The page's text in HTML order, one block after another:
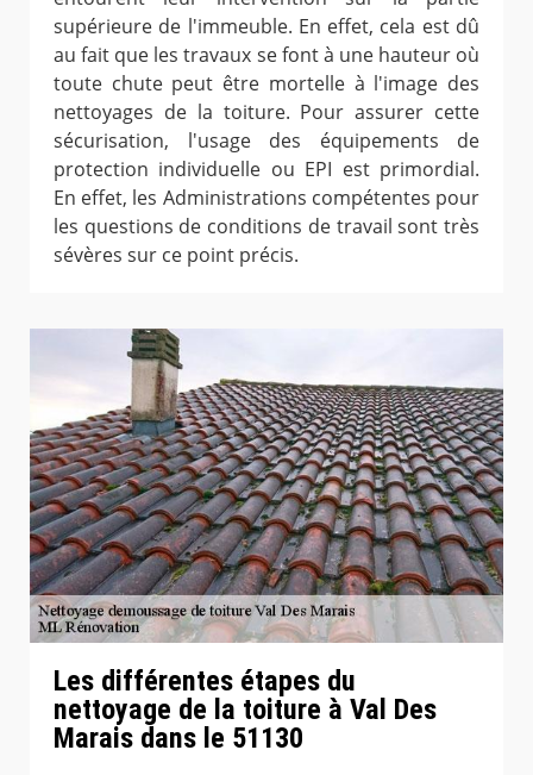
supérieure de l'immeuble. En effet, cela est dû
au fait que les travaux se font à une hauteur où
toute chute peut être mortelle à l'image des
nettoyages de la toiture. Pour assurer cette
sécurisation, l'usage des équipements de
protection individuelle ou EPI est primordial.
En effet, les Administrations compétentes pour
les questions de conditions de travail sont très
sévères sur ce point précis.
Les différentes étapes du
nettoyage de la toiture à Val Des
Marais dans le 51130